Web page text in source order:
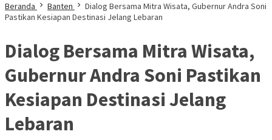
Beranda
Banten
Dialog Bersama Mitra Wisata, Gubernur Andra Soni
Pastikan Kesiapan Destinasi Jelang Lebaran
Dialog Bersama Mitra Wisata,
Gubernur Andra Soni Pastikan
Kesiapan Destinasi Jelang
Lebaran